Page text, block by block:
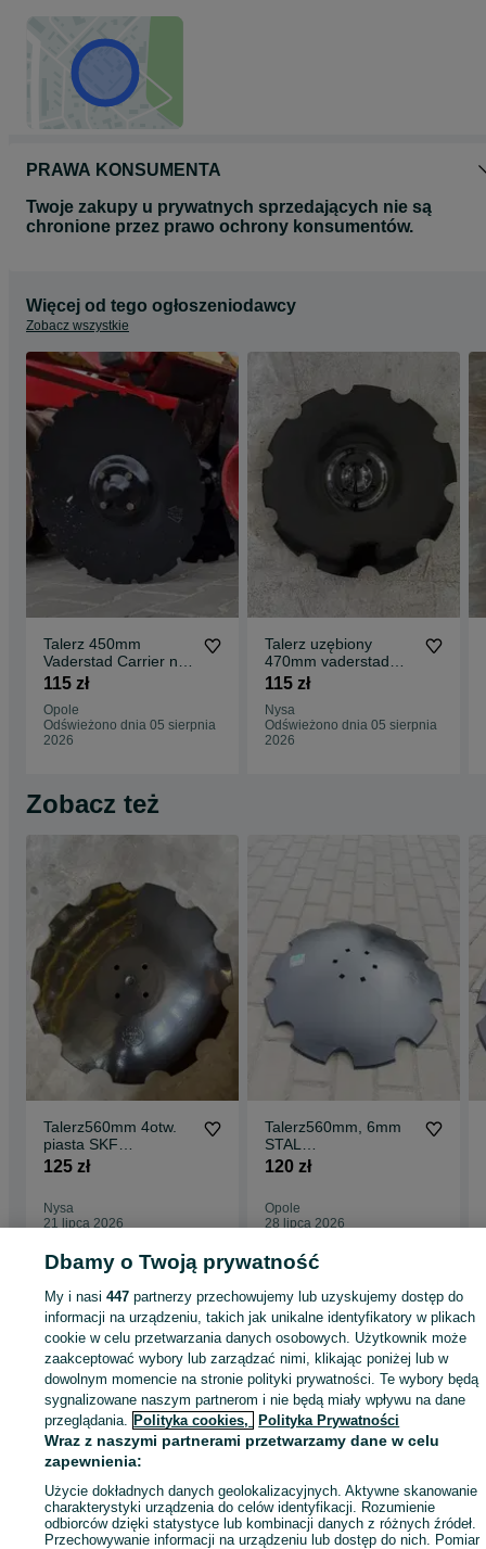
PRAWA KONSUMENTA
Twoje zakupy u prywatnych sprzedających nie są
chronione przez prawo ochrony konsumentów.
Więcej od tego ogłoszeniodawcy
Zobacz wszystkie
Talerz 450mm
Vaderstad Carrier nr.
Katalogowy 466/947
115 zł
Opole
Odświeżono dnia 05 sierpnia
2026
Talerz uzębiony
470mm vaderstad
179/857 stal Borowa
115 zł
Nysa
Odświeżono dnia 05 sierpnia
2026
Zobacz też
Talerz560mm 4otw.
piasta SKF
Rolex,agrolift,rolmako
125 zł
Nysa
21 lipca 2026
Talerz560mm, 6mm
STAL
BOROWA,staltech,La
120 zł
Opole
28 lipca 2026
Strona główna Rolnictwo Części do maszyn rolniczych
Części do maszyn
rolniczych - Opolskie
Części do maszyn rolniczych - Opole
KATEGORIA
ID:678554458 Wyświetlenia:
Zadzwoń / SMS Wyślij wiadomość
Dbamy o Twoją prywatność
My i nasi447 partnerzy przechowujemy lub uzyskujemy dostęp do
informacji na urządzeniu, takich jak unikalne identyfikatory w plikach
cookie w celu przetwarzania danych osobowych. Użytkownik może
zaakceptować wybory lub zarządzać nimi, klikając poniżej lub w
dowolnym momencie na stronie polityki prywatności. Te wybory będą
sygnalizowane naszym partnerom i nie będą miały wpływu na dane
przeglądania. Polityka cookies, Polityka Prywatności
Wraz z naszymi partnerami przetwarzamy dane w celu
zapewnienia:
Użycie dokładnych danych geolokalizacyjnych. Aktywne skanowanie
charakterystyki urządzenia do celów identyfikacji. Rozumienie
odbiorców dzięki statystyce lub kombinacji danych z różnych źródeł.
Przechowywanie informacji na urządzeniu lub dostęp do nich. Pomiar